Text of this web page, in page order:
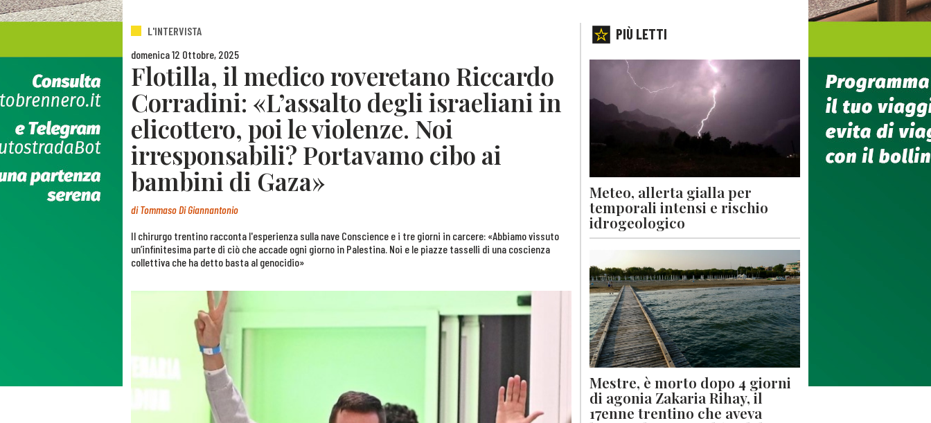
L'INTERVISTA
domenica 12 Ottobre, 2025
Flotilla, il medico roveretano Riccardo
Corradini: «L’assalto degli israeliani in
elicottero, poi le violenze. Noi
irresponsabili? Portavamo cibo ai
bambini di Gaza»
diTommaso Di Giannantonio
Il chirurgo trentino racconta l'esperienza sulla nave Conscience e i tre giorni in carcere: «Abbiamo vissuto
un’infinitesima parte di ciò che accade ogni giorno in Palestina. Noi e le piazze tasselli di una coscienza
collettiva che ha detto basta al genocidio»
PIÙ LETTI
Meteo, allerta gialla per
temporali intensi e rischio
idrogeologico
Mestre, è morto dopo 4 giorni
di agonia Zakaria Rihay, il
17enne trentino che aveva